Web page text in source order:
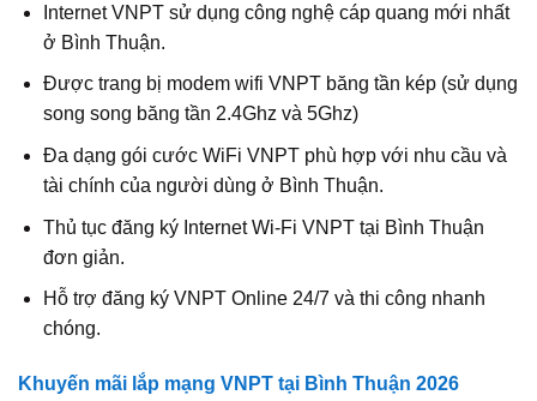
Internet VNPT sử dụng công nghệ cáp quang mới nhất
ở Bình Thuận.
Được trang bị modem wifi VNPT băng tần kép (sử dụng
song song băng tần 2.4Ghz và 5Ghz)
Đa dạng gói cước WiFi VNPT phù hợp với nhu cầu và
tài chính của người dùng ở Bình Thuận.
Thủ tục đăng ký Internet Wi‑Fi VNPT tại Bình Thuận
đơn giản.
Hỗ trợ đăng ký VNPT Online 24/7 và thi công nhanh
chóng.
Khuyến mãi lắp mạng VNPT tại Bình Thuận 2026